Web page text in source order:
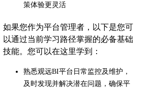
策体验更灵活
如果您作为平台管理者，以下是您可
以通过当前学习路径掌握的必备基础
技能。您可以在这里学到：
熟悉观远BI平台日常监控及维护，
及时发现并解决潜在问题，确保平